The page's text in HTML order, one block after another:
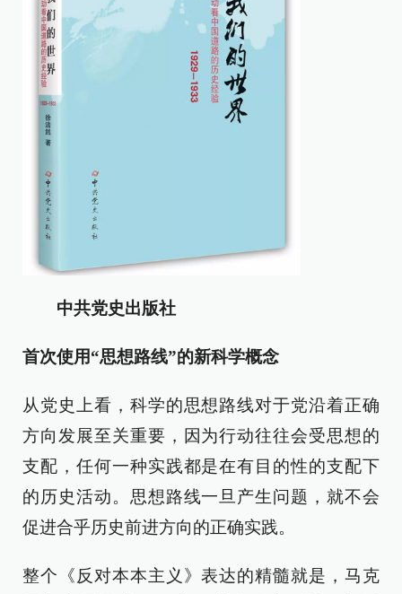
中共党史出版社
首次使用“思想路线”的新科学概念
从党史上看，科学的思想路线对于党沿着正确
方向发展至关重要，因为行动往往会受思想的
支配，任何一种实践都是在有目的性的支配下
的历史活动。思想路线一旦产生问题，就不会
促进合乎历史前进方向的正确实践。
整个《反对本本主义》表达的精髓就是，马克